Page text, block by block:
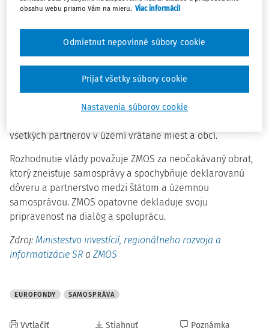
Zablokovanú sumu nebude možné dočasne využiť na
približne tri až štyri mesiace. Dôvodom je veľmi nízka
miera čerpania dostupných prostriedkov.
Združenie miest a obcí Slovenska (ZMOS) so znepokojením
prijalo vyjadrenie ministra a uznesenie vlády, keďže tento
krok predstavuje zásah vo výške 200 miliónov eur, ktoré
všetkých partnerov v území vrátane miest a obcí.
Rozhodnutie vlády považuje ZMOS za neočakávaný obrat,
ktorý zneisťuje samosprávy a spochybňuje deklarovanú
dôveru a partnerstvo medzi štátom a územnou
samosprávou. ZMOS opätovne dekladuje svoju
pripravenosť na dialóg a spoluprácu.
Zdroj: Ministestvo investícií, regionálneho rozvoja a
informatizácie SR a ZMOS
EUROFONDY SAMOSPRÁVA
Vytlačiť Stiahnuť Poznámka
obsahu webu priamo Vám na mieru. Viac informácií
Nastavenia súborov cookie
Odmietnut nepovinné súbory cookie
Prijať všetky súbory cookie